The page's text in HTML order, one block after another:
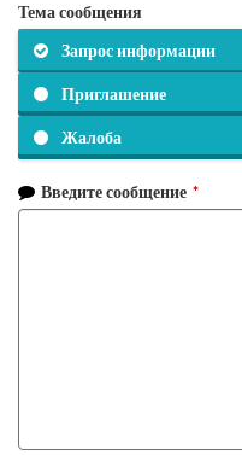
Тема сообщения
Запрос информации
Приглашение
Жалоба
Введите сообщение *